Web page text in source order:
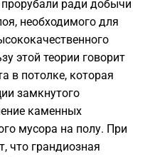
ради добычи
необходимого для
этой теории говорит
в потолке, которая
замкнутого
каменных
мусора на полу. При
что грандиозная